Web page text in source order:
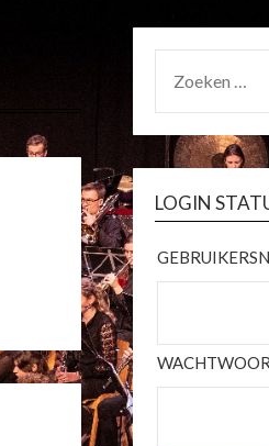
NAAR:
LOGIN